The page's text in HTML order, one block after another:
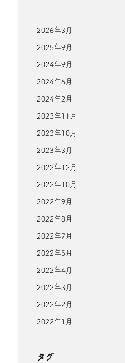
2026年3月
2025年9月
2024年9月
2024年6月
2024年2月
2023年11月
2023年10月
2023年3月
2022年12月
2022年10月
2022年9月
2022年8月
2022年7月
2022年5月
2022年4月
2022年3月
2022年2月
2022年1月
タグ